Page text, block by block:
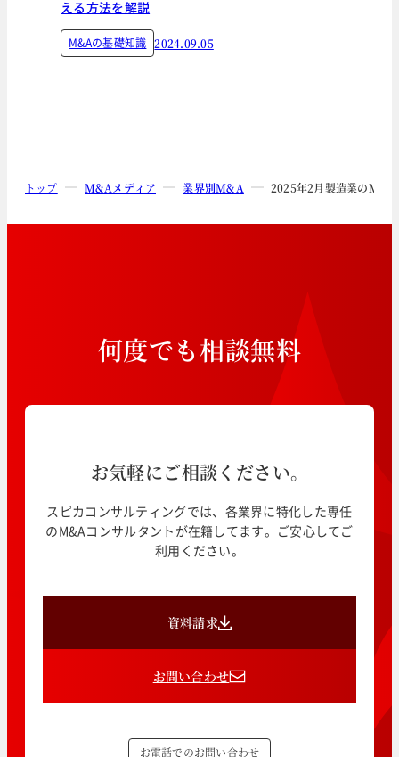
える方法を解説
M&Aの基礎知識 2024.09.05
トップ M&Aメディア 業界別M&A 2025年2月製造業のM&A
何度でも相談無料
お気軽にご相談ください。
スピカコンサルティングでは、各業界に特化した専任
のM&Aコンサルタントが在籍してます。ご安心してご
利用ください。
資料請求
お問い合わせ
お電話でのお問い合わせ